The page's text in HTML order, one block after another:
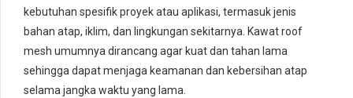
kebutuhan spesifik proyek atau aplikasi, termasuk jenis
bahan atap, iklim, dan lingkungan sekitarnya. Kawat roof
mesh umumnya dirancang agar kuat dan tahan lama
sehingga dapat menjaga keamanan dan kebersihan atap
selama jangka waktu yang lama.